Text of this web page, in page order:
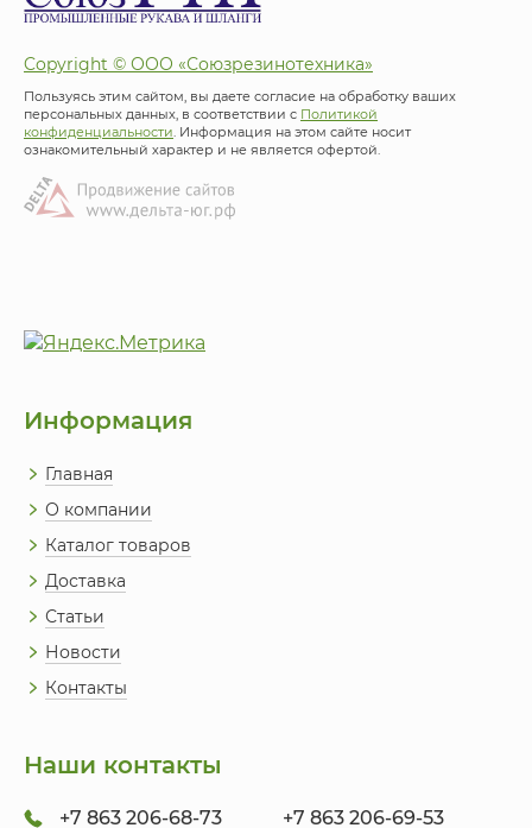
Copyright © ООО «Союзрезинотехника»
Пользуясь этим сайтом, вы даете согласие на обработку ваших
персональных данных, в соответствии с Политикой
конфиденциальности. Информация на этом сайте носит
ознакомительный характер и не является офертой.
Информация
Главная
О компании
Каталог товаров
Доставка
Статьи
Новости
Контакты
Наши контакты
+7 863 206-68-73 +7 863 206-69-53